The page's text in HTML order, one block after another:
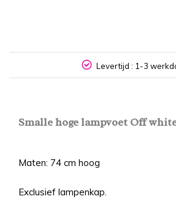
Levertijd : 1-3
Smalle hoge lampvoet Off
Maten: 74 cm hoog
Exclusief lampenkap.